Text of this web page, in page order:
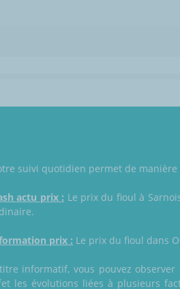
suivi quotidien permet de manière
actu prix : Le prix du fioul à
prix : Le prix du fioul dans
informatif, vous pouvez
les évolutions liées à plusieurs